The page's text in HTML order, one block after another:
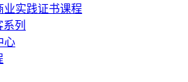
业实践证书课程
列
心